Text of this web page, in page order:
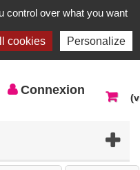
Contactez-nous
Connexion
control over what you want
cookies Personalize